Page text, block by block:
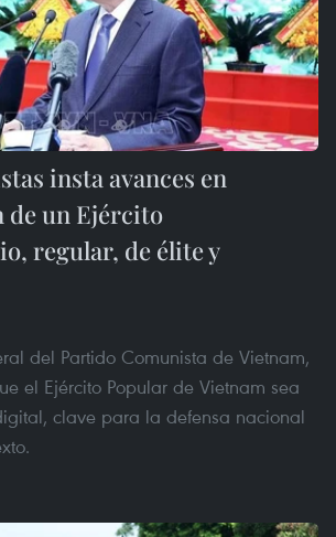
insta avances en
de un Ejército
regular, de élite y
del Partido Comunista de Vietnam,
el Ejército Popular de Vietnam sea
clave para la defensa nacional